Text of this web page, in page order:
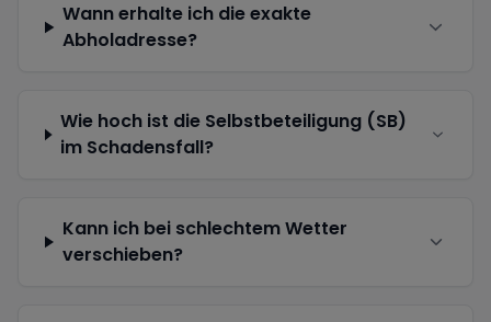
Wann erhalte ich die exakte
Abholadresse?
Wie hoch ist die Selbstbeteiligung (SB)
im Schadensfall?
Kann ich bei schlechtem Wetter
verschieben?